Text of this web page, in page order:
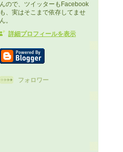
んので、ツイッターもFacebook
も、実はそこまで依存してませ
ん。
詳細プロフィールを表示
フォロワー